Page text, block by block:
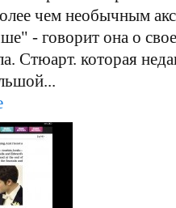
чем необычным
- говорит она о
Стюарт. которая